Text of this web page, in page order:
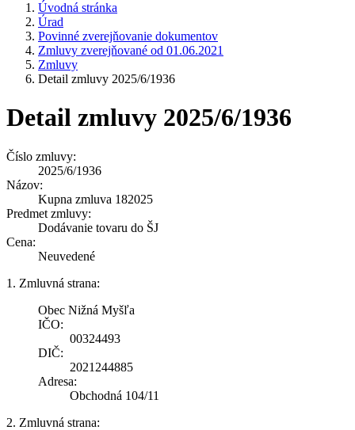
Úvodná stránka
Úrad
Povinné zverejňovanie dokumentov
Zmluvy zverejňované od 01.06.2021
Zmluvy
Detail zmluvy 2025/6/1936
Detail zmluvy 2025/6/1936
Číslo zmluvy:
2025/6/1936
Názov:
Kupna zmluva 182025
Predmet zmluvy:
Dodávanie tovaru do ŠJ
Cena:
Neuvedené
1. Zmluvná strana:
Obec Nižná Myšľa
IČO:
00324493
DIČ:
2021244885
Adresa:
Obchodná 104/11
2. Zmluvná strana: